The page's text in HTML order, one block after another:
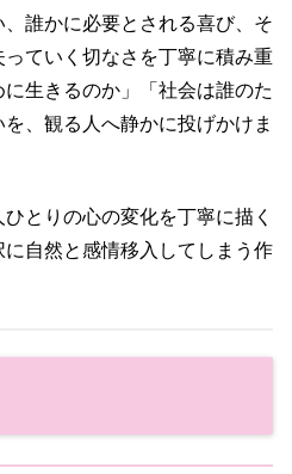
誰かに必要とされる喜び、そ
ていく切なさを丁寧に積み重
生きるのか」「社会は誰のた
、観る人へ静かに投げかけま
とりの心の変化を丁寧に描く
自然と感情移入してしまう作